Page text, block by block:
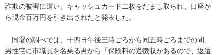
詐欺の被害に遭い、キャッシュカード二枚をだまし取られ、口座か
ら現金百万円を引き出されたと発表した。
同署の調べでは、十四日午後三時ごろから同五時ごろまでの間、
男性宅に市職員を名乗る男から「保険料の過徴収があるので、返還